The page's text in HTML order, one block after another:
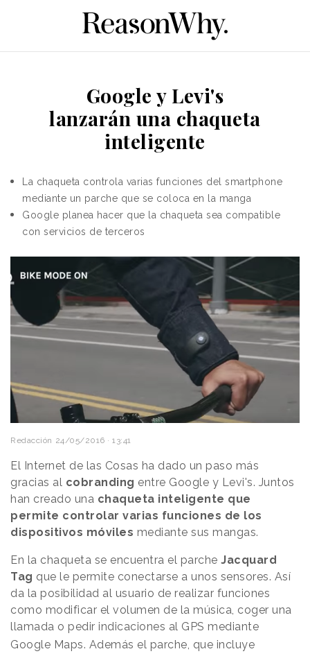
Google y Levi's
lanzarán una chaqueta
inteligente
La chaqueta controla varias funciones del smartphone
mediante un parche que se coloca en la manga
Google planea hacer que la chaqueta sea compatible
con servicios de terceros
Redacción 24/05/2016 · 13:41
El Internet de las Cosas ha dado un paso más
gracias al cobranding entre Google y Levi's. Juntos
han creado una chaqueta inteligente que
permite controlar varias funciones de los
dispositivos móviles mediante sus mangas.
En la chaqueta se encuentra el parche Jacquard
Tag que le permite conectarse a unos sensores. Así
da la posibilidad al usuario de realizar funciones
como modificar el volumen de la música, coger una
llamada o pedir indicaciones al GPS mediante
Google Maps. Además el parche, que incluye